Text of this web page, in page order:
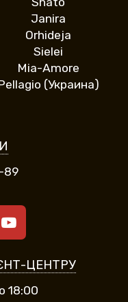
Janira
Orhideja
Sielei
Mia-Amore
(Украина)
89
ЦЕНТРУ
18:00